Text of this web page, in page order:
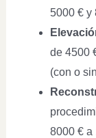
5000 € y
de 4500
(con o
8000 € a